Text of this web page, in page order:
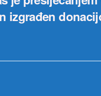
izgrađen